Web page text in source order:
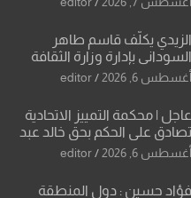
العراقية..
الزيدي يكلّف قاسم طاهر
السوداني بإدارة وزارة الثقافة
أغسطس 6, 2026 editor
عاجل | محكمة التمييز الاتحادية
تصادق على الحكم بحق خالد عبد
الواحد كبيان
أغسطس 6, 2026 editor
فؤاد حسين : دول المنطقة